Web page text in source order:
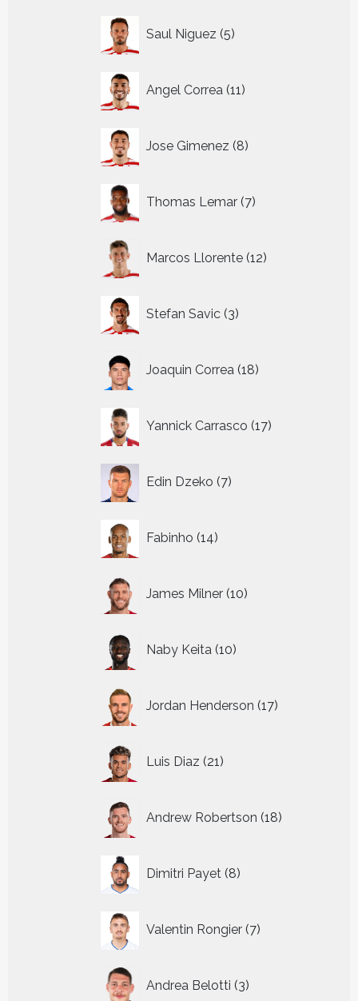
Saul Niguez 5
producten
Angel Correa 11
producten
Jose Gimenez 8
producten
Thomas Lemar 7
producten
Marcos Llorente 12
producten
Stefan Savic 3
producten
Joaquin Correa 18
producten
Yannick Carrasco 17
producten
Edin Dzeko 7
producten
Fabinho 14
producten
James Milner 10
producten
Naby Keita 10
producten
Jordan Henderson 17
producten
Luis Diaz 21
producten
Andrew Robertson 18
producten
Dimitri Payet 8
producten
Valentin Rongier 7
producten
Andrea Belotti 3
producten